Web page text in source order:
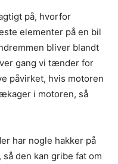
på, hvorfor
elementer på en bil
bliver blandt
gang vi tænder for
påvirket, hvis motoren
i motoren, så
har nogle hakker på
den kan gribe fat om